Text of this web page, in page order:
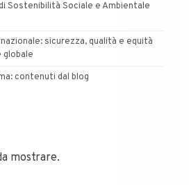
Sostenibilità Sociale e Ambientale
sicurezza, qualità e equità
globale
contenuti dal blog
mostrare.